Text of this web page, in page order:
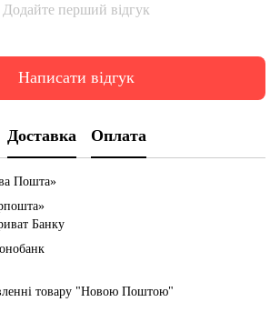
Додайте перший відгук
Написати відгук
Доставка Оплата
Пошта»
Банку
товару "Новою Поштою"